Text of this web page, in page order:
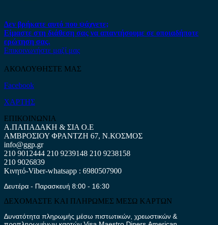
Δεν βρήκατε αυτό που ψάχνετε;
Είμαστε στη διάθεση σας να απαντήσουμε σε οποιαδήποτε
ερώτηση σας.
Επικοινωνήστε μαζί μας
ΑΚΟΛΟΥΘΗΣΤΕ ΜΑΣ
Facebook
ΧΑΡΤΗΣ
ΕΠΙΚΟΙΝΩΝΙΑ
Α.ΠΑΠΑΔΑΚΗ & ΣΙΑ Ο.Ε
ΑΜΒΡΟΣΙΟΥ ΦΡΑΝΤΖΗ 67, Ν.ΚΟΣΜΟΣ
info@ggp.gr
210 9012444 210 9239148 210 9238158
210 9026839
Κινητό-Viber-whatsapp : 6980507900
Δευτέρα - Παρασκευή 8:00 - 16:30
ΔΕΧΟΜΑΣΤΕ ΚΑΙ ΠΛΗΡΩΜΕΣ ΜΕΣΩ ΚΑΡΤΩΝ
Δυνατότητα πληρωμής μέσω πιστωτικών, χρεωστικών &